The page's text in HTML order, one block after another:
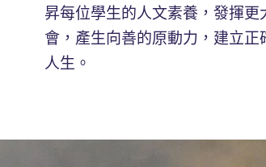
昇每位學生的人文素養，發揮
會，產生向善的原動力，建立
人生。